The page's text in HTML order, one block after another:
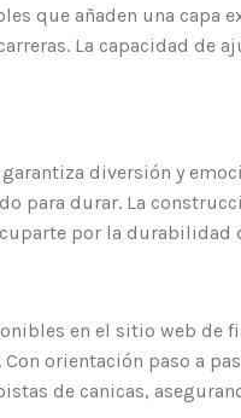
que añaden una capa
La capacidad de
diversión y
para durar. La
por la durabilidad
en el sitio web de
orientación paso a
de canicas,